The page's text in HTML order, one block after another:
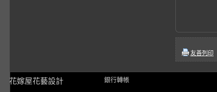
友善列印
花嫁屋花藝設計 銀行轉帳